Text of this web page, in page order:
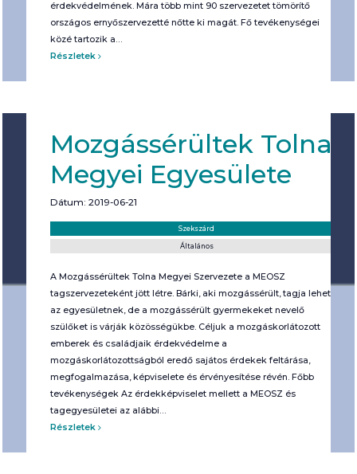
érdekvédelmének. Mára több mint 90 szervezetet tömörítő
országos ernyőszervezetté nőtte ki magát. Fő tevékenységei
közé tartozik a…
Részletek
Mozgássérültek Tolna
Megyei Egyesülete
Dátum: 2019-06-21
Szekszárd
Általános
A Mozgássérültek Tolna Megyei Szervezete a MEOSZ
tagszervezeteként jött létre. Bárki, aki mozgássérült, tagja lehet
az egyesületnek, de a mozgássérült gyermekeket nevelő
szülőket is várják közösségükbe. Céljuk a mozgáskorlátozott
emberek és családjaik érdekvédelme a
mozgáskorlátozottságból eredő sajátos érdekek feltárása,
megfogalmazása, képviselete és érvényesítése révén. Főbb
tevékenységek Az érdekképviselet mellett a MEOSZ és
tagegyesületei az alábbi…
Részletek